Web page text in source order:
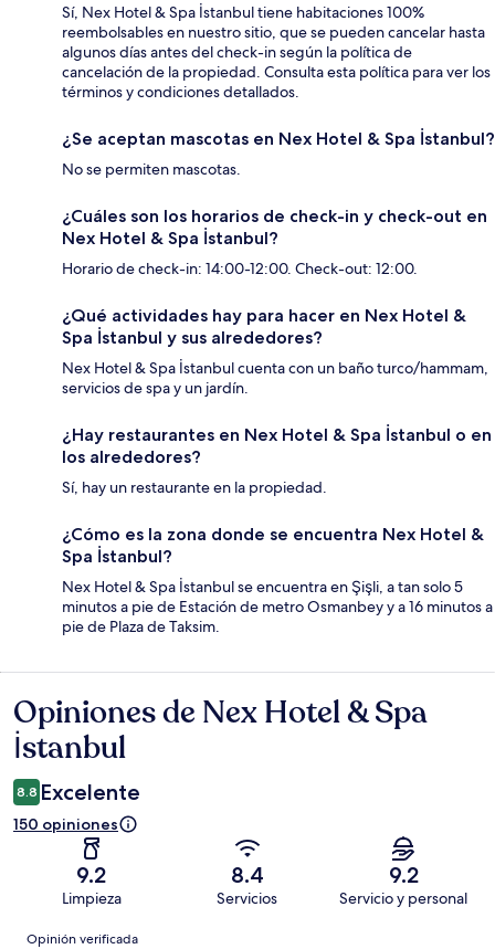
Sí, Nex Hotel & Spa İstanbul tiene habitaciones 100%
reembolsables en nuestro sitio, que se pueden cancelar hasta
algunos días antes del check-in según la política de
cancelación de la propiedad. Consulta esta política para ver los
términos y condiciones detallados.
¿Se aceptan mascotas en Nex Hotel & Spa İstanbul?
No se permiten mascotas.
¿Cuáles son los horarios de check-in y check-out en
Nex Hotel & Spa İstanbul?
Horario de check-in: 14:00-12:00. Check-out: 12:00.
¿Qué actividades hay para hacer en Nex Hotel &
Spa İstanbul y sus alrededores?
Nex Hotel & Spa İstanbul cuenta con un baño turco/hammam,
servicios de spa y un jardín.
¿Hay restaurantes en Nex Hotel & Spa İstanbul o en
los alrededores?
Sí, hay un restaurante en la propiedad.
¿Cómo es la zona donde se encuentra Nex Hotel &
Spa İstanbul?
Nex Hotel & Spa İstanbul se encuentra en Şişli, a tan solo 5
minutos a pie de Estación de metro Osmanbey y a 16 minutos a
pie de Plaza de Taksim.
Opiniones
Opiniones de Nex Hotel & Spa
İstanbul
8.8 Excelente
150 opiniones
9.2
Limpieza
8.4
Servicios
9.2
Servicio y personal
Opiniones
Opinión verificada